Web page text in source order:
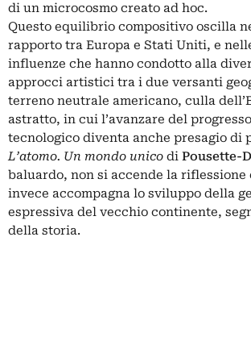
di un microcosmo creato ad hoc.
Questo equilibrio compositivo oscilla
rapporto tra Europa e Stati Uniti, e
influenze che hanno condotto alla
approcci artistici tra i due versanti
terreno neutrale americano, culla
astratto, in cui l’avanzare del
tecnologico diventa anche presagio di
L’atomo. Un mondo unico di Pousette-
baluardo, non si accende la riflessione
invece accompagna lo sviluppo della
espressiva del vecchio continente,
della storia.